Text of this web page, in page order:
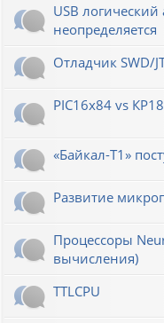
USB
неопределяется
Отладчик SWD/
PIC16x84 vs
«Байкал-T1»
Развитие
Процессоры
вычисления)
TTLCPU